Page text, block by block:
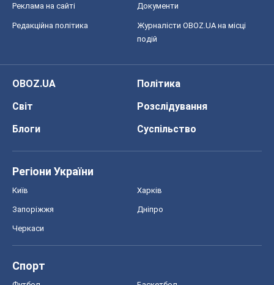
Реклама на сайті Документи
Редакційна політика
Журналісти OBOZ.UA на місці
подій
OBOZ.UA
Політика
Світ
Розслідування
Блоги
Суспільство
Регіони України
Київ Харків
Запоріжжя Дніпро
Черкаси
Спорт